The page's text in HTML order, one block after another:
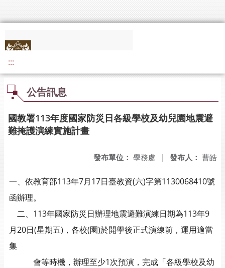
:::
公告訊息
國教署113年度國家防災日各級學校及幼兒園地震避
難掩護演練實施計畫
發布人： 曹皓
發布單位： 學務處 |
一、依教育部113年7月17日臺教資(六)字第1130068410號
函辦理。
二、113年國家防災日辦理地震避難演練日期為113年9
月20日(星期五)，各校(園)於開學後正式演練前，運用適當
集
會等時機，辦理至少1次預演，完成「各級學校及幼